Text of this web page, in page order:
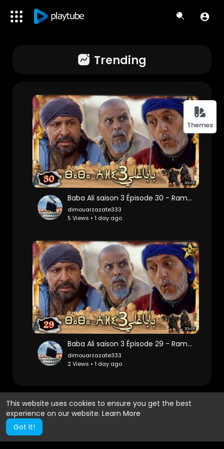
This website uses cookies to ensure you get the best
experience on our website. Learn More
Got It!
Themes
Trending
Baba Ali saison 3 Épisode 30 - Ramadan 2023 - بابا علي الموسم 3 الحلقة 30
dimouarzazate333
5 Views • 1 day ago
Baba Ali saison 3 Épisode 29 - Ramadan 2023 - بابا علي الموسم 3 الحلقة 29
dimouarzazate333
2 Views • 1 day ago